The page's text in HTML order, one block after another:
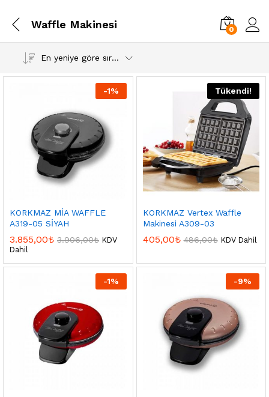
Waffle Makinesi 0
En yeniye göre sırala
-1%
KORKMAZ MİA WAFFLE
A319-05 SİYAH
3.855,00₺ 3.906,00₺ KDV
Dahil
Tükendi!
KORKMAZ Vertex Waffle
Makinesi A309-03
405,00₺ 486,00₺ KDV Dahil
-1% -9%